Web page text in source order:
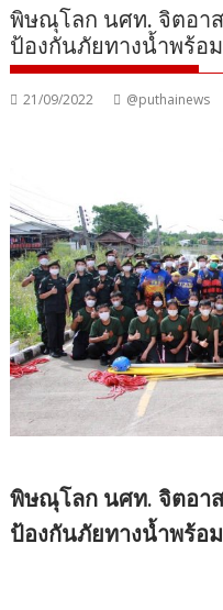
พิษณุโลก นศท. จิตอา
ป้องกันภัยทางน้ำพร้อ
21/09/2022 @puthainews
พิษณุโลก นศท. จิตอา
ป้องกันภัยทางน้ำพร้อ